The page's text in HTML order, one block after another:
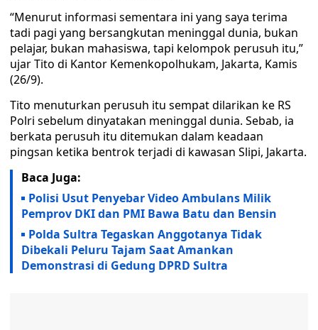
“Menurut informasi sementara ini yang saya terima
tadi pagi yang bersangkutan meninggal dunia, bukan
pelajar, bukan mahasiswa, tapi kelompok perusuh itu,”
ujar Tito di Kantor Kemenkopolhukam, Jakarta, Kamis
(26/9).
Tito menuturkan perusuh itu sempat dilarikan ke RS
Polri sebelum dinyatakan meninggal dunia. Sebab, ia
berkata perusuh itu ditemukan dalam keadaan
pingsan ketika bentrok terjadi di kawasan Slipi, Jakarta.
Baca Juga:
Polisi Usut Penyebar Video Ambulans Milik
Pemprov DKI dan PMI Bawa Batu dan Bensin
Polda Sultra Tegaskan Anggotanya Tidak
Dibekali Peluru Tajam Saat Amankan
Demonstrasi di Gedung DPRD Sultra